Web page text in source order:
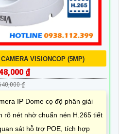
VISIONCOP (5MP)
₫
₫
IP Dome cọ độ phân giải
rõ nét nhờ chuẩn nén H.265 tiết
sát hỗ trợ POE, tích hợp